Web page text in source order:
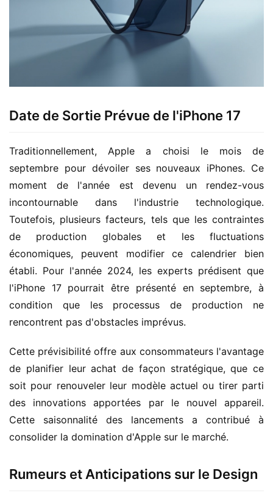
Date de Sortie Prévue de l'iPhone 17
Traditionnellement, Apple a choisi le mois de
septembre pour dévoiler ses nouveaux iPhones. Ce
moment de l'année est devenu un rendez-vous
incontournable dans l'industrie technologique.
Toutefois, plusieurs facteurs, tels que les contraintes
de production globales et les fluctuations
économiques, peuvent modifier ce calendrier bien
établi. Pour l'année 2024, les experts prédisent que
l'iPhone 17 pourrait être présenté en septembre, à
condition que les processus de production ne
rencontrent pas d'obstacles imprévus.
Cette prévisibilité offre aux consommateurs l'avantage
de planifier leur achat de façon stratégique, que ce
soit pour renouveler leur modèle actuel ou tirer parti
des innovations apportées par le nouvel appareil.
Cette saisonnalité des lancements a contribué à
consolider la domination d'Apple sur le marché.
Rumeurs et Anticipations sur le Design